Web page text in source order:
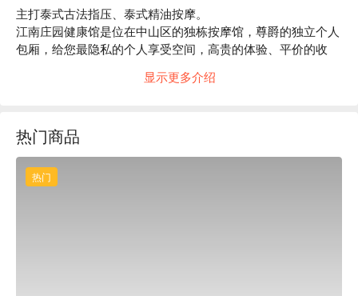
主打泰式古法指压、泰式精油按摩。
江南庄园健康馆是位在中山区的独栋按摩馆，尊爵的独立个人
包厢，给您最隐私的个人享受空间，高贵的体验、平价的收
专业师傅：江南庄园健康馆每位师傅都拥有多年经验，你的每
熟练手法：肌肉关节指压力道、穴位按揉捏搥、精油热敷，通
畅气血，精准地戳中最疲惫的那一点。只要两个钟头，便能够
神采奕奕，身心灵获得平衡，再次活力十足。
质感装潢：独栋建筑，环境宽敞，木质调的装潢、再点缀水生
显示更多介绍
热门商品
热门